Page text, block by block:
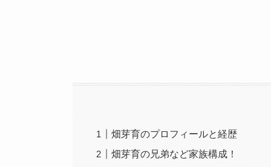
畑芽育のプロフィールと経歴
畑芽育の兄弟など家族構成！